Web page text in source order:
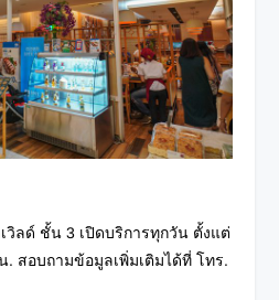
วิลด์ ชั้น 3 เปิดบริการทุกวัน ตั้งแต่
. สอบถามข้อมูลเพิ่มเติมได้ที่ โทร.